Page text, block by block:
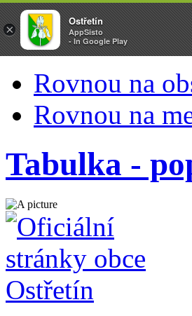
Rovnou na
Rovnou na
Tabulka -
×
Ostřetín
AppSisto
- In Google Play